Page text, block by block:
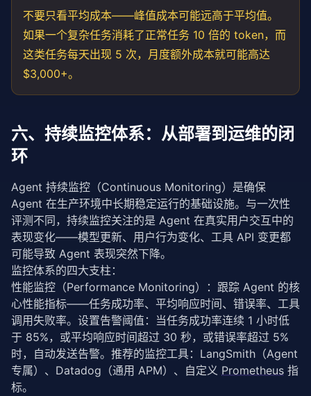
不要只看平均成本——峰值成本可能远高于平均值。
如果一个复杂任务消耗了正常任务 10 倍的 token，而
这类任务每天出现 5 次，月度额外成本就可能高达
$3,000+。
六、持续监控体系：从部署到运维的闭
环
Agent 持续监控（Continuous Monitoring）是确保
Agent 在生产环境中长期稳定运行的基础设施。与一次性
评测不同，持续监控关注的是 Agent 在真实用户交互中的
表现变化——模型更新、用户行为变化、工具 API 变更都
可能导致 Agent 表现突然下降。
监控体系的四大支柱：
性能监控（Performance Monitoring）：跟踪 Agent 的核
心性能指标——任务成功率、平均响应时间、错误率、工具
调用失败率。设置告警阈值：当任务成功率连续 1 小时低
于 85%，或平均响应时间超过 30 秒，或错误率超过 5%
时，自动发送告警。推荐的监控工具：LangSmith（Agent
专属）、Datadog（通用 APM）、自定义 Prometheus 指
标。